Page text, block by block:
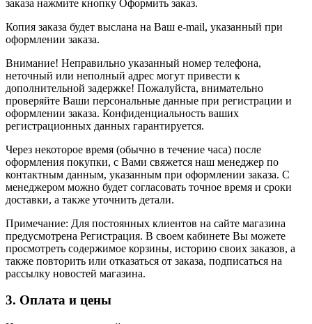
заказа нажмите кнопку Оформить заказ.
Копия заказа будет выслана на Ваш e-mail, указанный при
оформлении заказа.
Внимание! Неправильно указанный номер телефона,
неточный или неполный адрес могут привести к
дополнительной задержке! Пожалуйста, внимательно
проверяйте Ваши персональные данные при регистрации и
оформлении заказа. Конфиденциальность ваших
регистрационных данных гарантируется.
Через некоторое время (обычно в течение часа) после
оформления покупки, с Вами свяжется наш менеджер по
контактным данным, указанным при оформлении заказа. С
менеджером можно будет согласовать точное время и сроки
доставки, а также уточнить детали.
Примечание: Для постоянных клиентов на сайте магазина
предусмотрена Регистрация. В своем кабинете Вы можете
просмотреть содержимое корзины, историю своих заказов, а
также повторить или отказаться от заказа, подписаться на
рассылку новостей магазина.
3. Оплата и цены